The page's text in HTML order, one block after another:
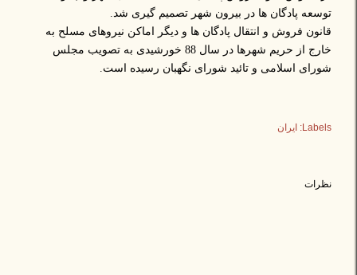
توسعه پادگان ها در بیرون شهر تصمیم گیری شد.
قانون فروش و انتقال پادگان ها و دیگر اماکن نیروهای مسلح به
خارج از حریم شهرها در سال 88 خورشیدی به تصویب مجلس
شورای اسلامی و تائید شورای نگهبان رسیده است.
Labels: ایران
نظرات